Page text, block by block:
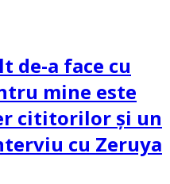
de-a face cu
mine este
cititorilor și un
cu Zeruya